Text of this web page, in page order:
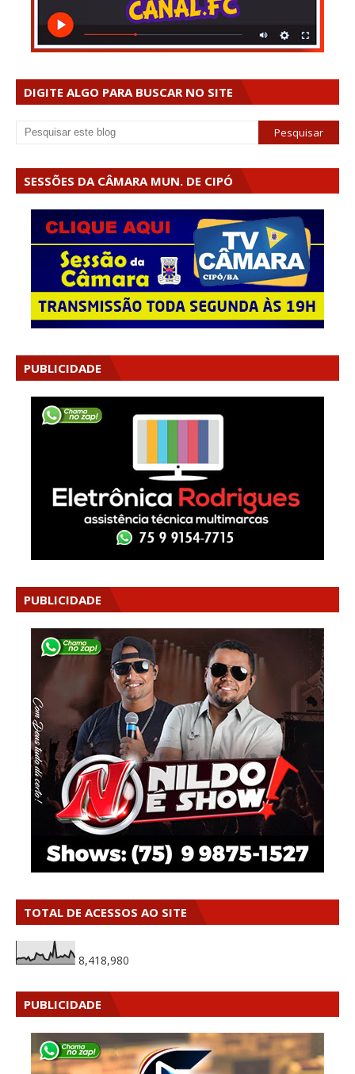
DIGITE ALGO PARA BUSCAR NO SITE
SESSÕES DA CÂMARA MUN. DE CIPÓ
PUBLICIDADE
PUBLICIDADE
TOTAL DE ACESSOS AO SITE
8,418,980
PUBLICIDADE